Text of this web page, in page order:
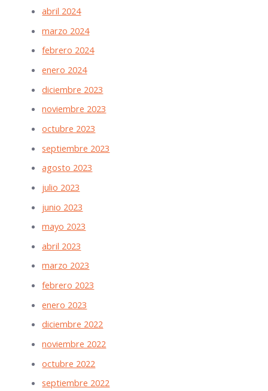
abril 2024
marzo 2024
febrero 2024
enero 2024
diciembre 2023
noviembre 2023
octubre 2023
septiembre 2023
agosto 2023
julio 2023
junio 2023
mayo 2023
abril 2023
marzo 2023
febrero 2023
enero 2023
diciembre 2022
noviembre 2022
octubre 2022
septiembre 2022